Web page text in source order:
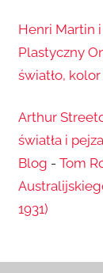
Henri Martin
Plastyczny
światło,
Arthur
światła i
Blog - Tom
1931)